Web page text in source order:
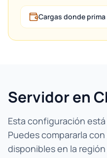
Cargas donde
Servidor en
Esta configuración
Puedes compararla
disponibles en la